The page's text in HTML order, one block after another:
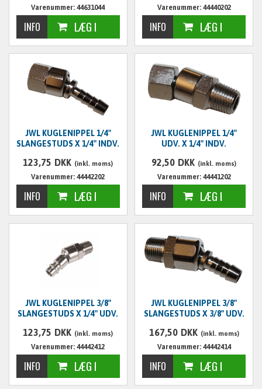
Varenummer: 44631044 Varenummer: 44440202
JWL KUGLENIPPEL 1/4"
SLANGESTUDS X 1/4" INDV.
123,75 DKK (inkl. moms)
Varenummer: 44442202
JWL KUGLENIPPEL 1/4"
UDV. X 1/4" INDV.
92,50 DKK (inkl. moms)
Varenummer: 44441202
JWL KUGLENIPPEL 3/8"
SLANGESTUDS X 1/4" UDV.
123,75 DKK (inkl. moms)
Varenummer: 44442412
JWL KUGLENIPPEL 3/8"
SLANGESTUDS X 3/8" UDV.
167,50 DKK (inkl. moms)
Varenummer: 44442414